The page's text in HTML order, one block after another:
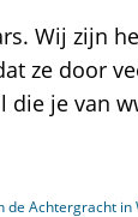
Wij zijn
ze door
die je van
de Achtergracht